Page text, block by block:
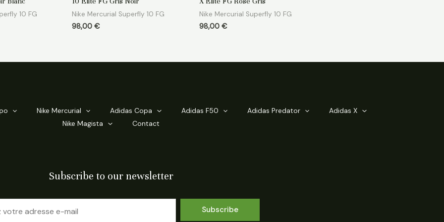
10 FG
sur
Nike Mercurial Superfly 10 FG
98,00 €
sur
Nike Mercurial Superfly 10 FG
98,00 €
Nike Mercurial Adidas Copa Adidas F50 Adidas Predator
Adidas X
Nike Magista
Contact
Subscribe to our newsletter
Subscribe